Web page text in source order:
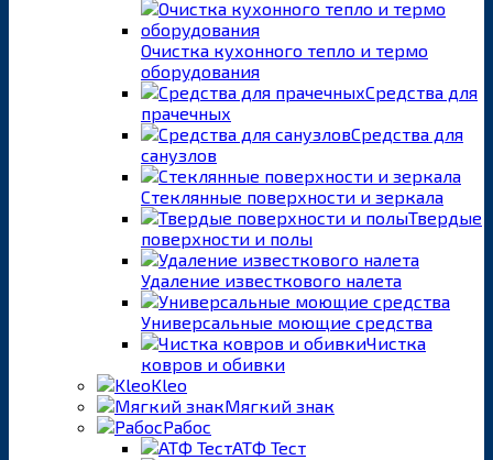
Очистка кухонного тепло и термо
оборудования
Средства для
прачечных
Средства для
санузлов
Стеклянные поверхности и зеркала
Твердые
поверхности и полы
Удаление известкового налета
Универсальные моющие средства
Чистка
ковров и обивки
Kleo
Мягкий знак
Рабос
АТФ Тест